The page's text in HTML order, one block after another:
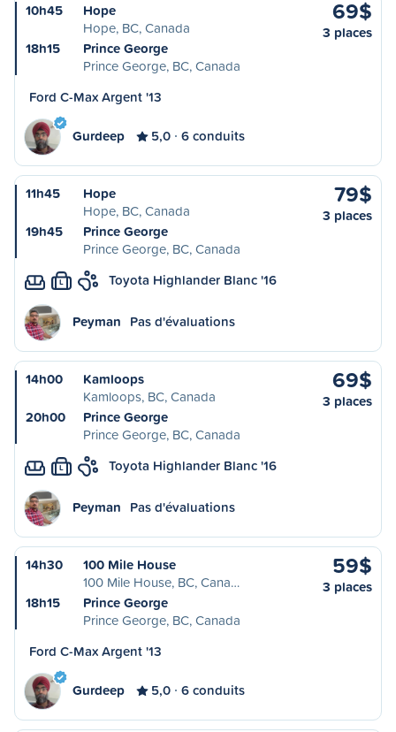
10h45
Hope
Hope, BC, Canada
18h15
Prince George
Prince George, BC, Canada
69$
3 places
Ford C-Max Argent '13
Gurdeep 5,0 6 conduits
11h45
Hope
Hope, BC, Canada
19h45
Prince George
Prince George, BC, Canada
79$
3 places
L Toyota Highlander Blanc '16
Peyman Pas d'évaluations
14h00
Kamloops
Kamloops, BC, Canada
20h00
Prince George
Prince George, BC, Canada
69$
3 places
L Toyota Highlander Blanc '16
Peyman Pas d'évaluations
14h30
100 Mile House
100 Mile House, BC, Cana…
18h15
Prince George
Prince George, BC, Canada
59$
3 places
Ford C-Max Argent '13
Gurdeep 5,0 6 conduits